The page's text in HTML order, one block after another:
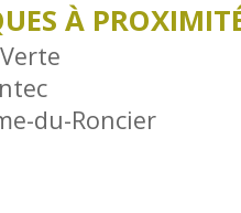
À
du-Roncier